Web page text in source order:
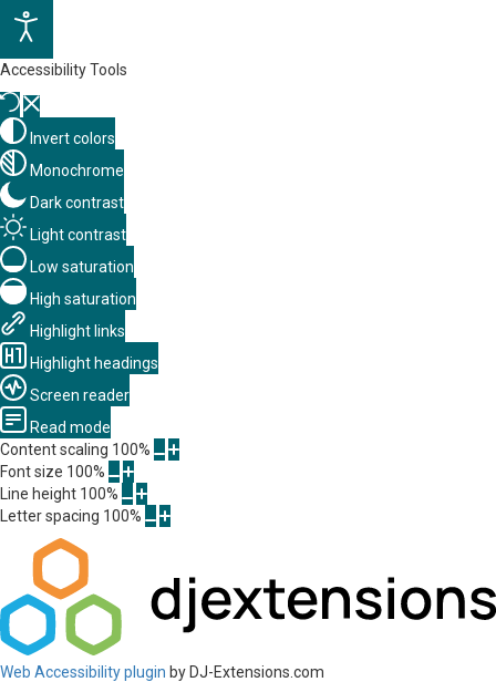
Accessibility Tools
Invert colors
Monochrome
Dark contrast
Light contrast
Low saturation
High saturation
Highlight links
Highlight headings
Screen reader
Read mode
Content scaling 100%
Font size 100%
Line height 100%
Letter spacing 100%
Web Accessibility plugin by DJ-Extensions.com